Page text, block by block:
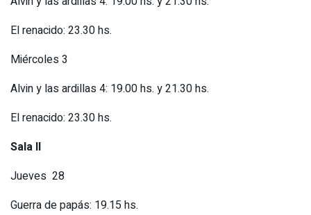
El renacido: 23.30 hs.
Miércoles 3
Alvin y las ardillas 4: 19.00 hs. y 21.30 hs.
El renacido: 23.30 hs.
Sala II
Jueves 28
Guerra de papás: 19.15 hs.